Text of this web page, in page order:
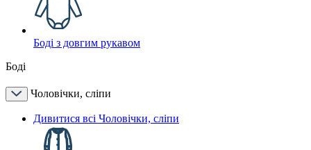
Боді з довгим рукавом
Боді
Чоловічки, сліпи
Дивитися всі Чоловічки, сліпи